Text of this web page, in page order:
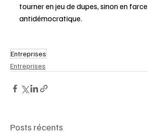
tourner en jeu de dupes, sinon en farce
antidémocratique.
Entreprises
Entreprises
Posts récents